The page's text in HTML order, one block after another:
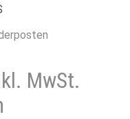
MwSt.